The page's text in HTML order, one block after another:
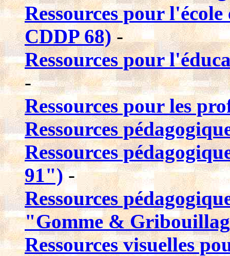
Ressources pour
CDDP 68)-
Ressources pour
-
Ressources pour les
Ressources
Ressources
91")-
Ressources
"Gomme &
Ressources visuelles